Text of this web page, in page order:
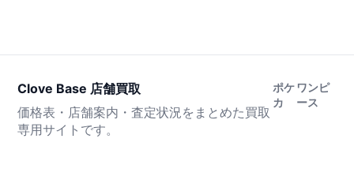
Clove Base 店舗買取
価格表・店舗案内・査定状況をまとめた買取
専用サイトです。
ポケ
カ
ワンピ
ース